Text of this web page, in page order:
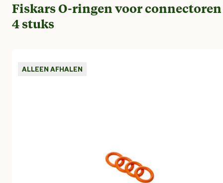
Fiskars O-ringen voor
4 stuks
ALLEEN AFHALEN